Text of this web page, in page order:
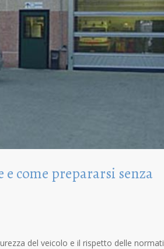
e come prepararsi senza
del veicolo e il rispetto delle